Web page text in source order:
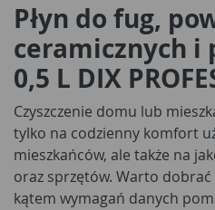
Płyn do fug,
ceramicznych i
0,5 L DIX
Czyszczenie domu lub
tylko na codzienny komfort
mieszkańców, ale także na
oraz sprzętów. Warto
kątem wymagań danych